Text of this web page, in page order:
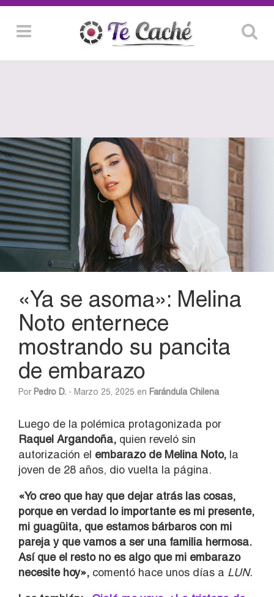
«Ya se asoma»: Melina
Noto enternece
mostrando su pancita
de embarazo
Por Pedro D. - Marzo 25, 2025 en Farándula Chilena
Luego de la polémica protagonizada por
Raquel Argandoña, quien reveló sin
autorización el embarazo de Melina Noto, la
joven de 28 años, dio vuelta la página.
«Yo creo que hay que dejar atrás las cosas,
porque en verdad lo importante es mi presente,
mi guagüita, que estamos bárbaros con mi
pareja y que vamos a ser una familia hermosa.
Así que el resto no es algo que mi embarazo
necesite hoy», comentó hace unos días a LUN.